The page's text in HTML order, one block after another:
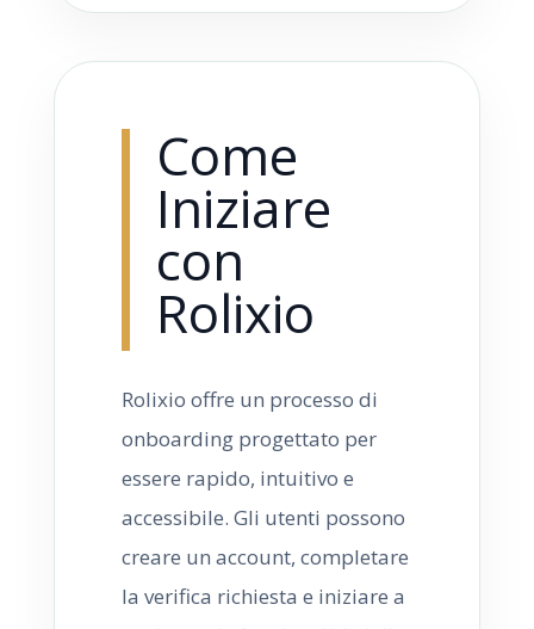
Come
Iniziare
con
Rolixio
Rolixio offre un processo di
onboarding progettato per
essere rapido, intuitivo e
accessibile. Gli utenti possono
creare un account, completare
la verifica richiesta e iniziare a